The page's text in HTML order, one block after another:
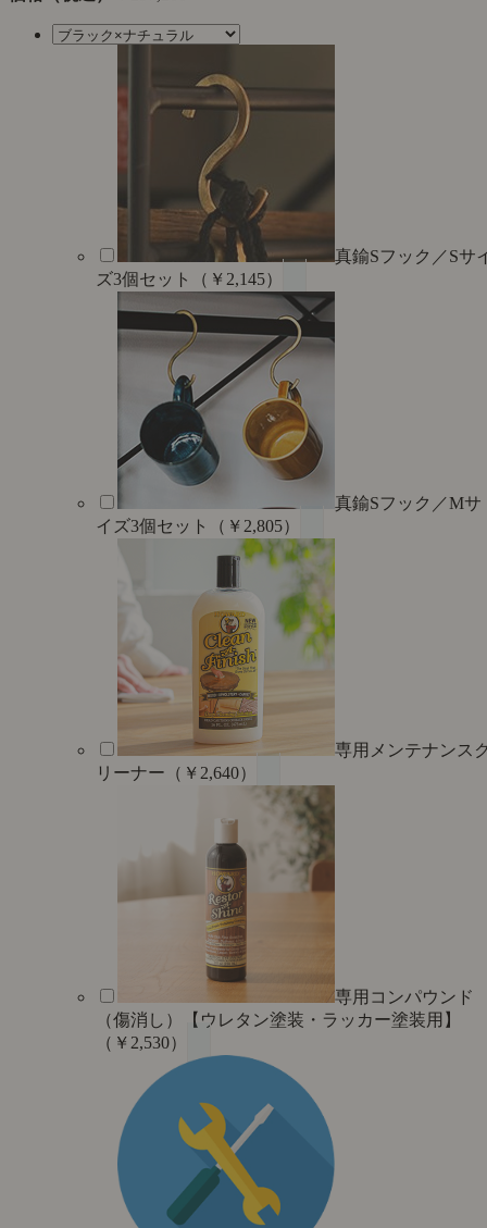
真鍮Sフック／Sサ
ズ3個セット（￥2,145）
真鍮Sフック／Mサ
イズ3個セット（￥2,805）
専用メンテナンス
リーナー（￥2,640）
専用コンパウンド
（傷消し）【ウレタン塗装・ラッカー塗装用】
（￥2,530）